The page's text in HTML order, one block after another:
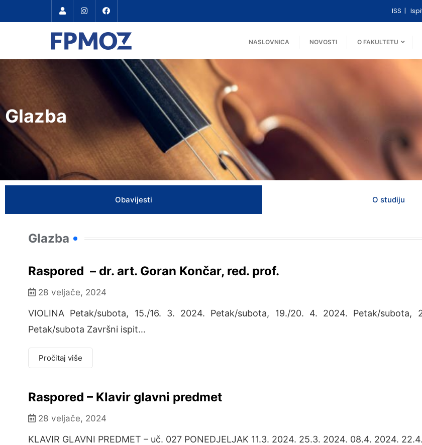
ISS
NASLOVNICA NOVOSTI O FAKULTETU
Glazba
Obavijesti O studiju
Glazba
Raspored – dr. art. Goran Končar, red. prof.
28 veljače, 2024
VIOLINA Petak/subota, 15./16. 3. 2024. Petak/subota, 19./20. 4. 2024. Petak/subota,
Petak/subota Završni ispit…
Pročitaj više
Raspored – Klavir glavni predmet
28 veljače, 2024
KLAVIR GLAVNI PREDMET – uč. 027 PONEDJELJAK 11.3. 2024. 25.3. 2024. 08.4. 2024.